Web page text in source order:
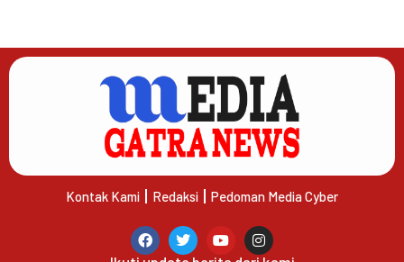
Kontak Kami Redaksi Pedoman Media Cyber